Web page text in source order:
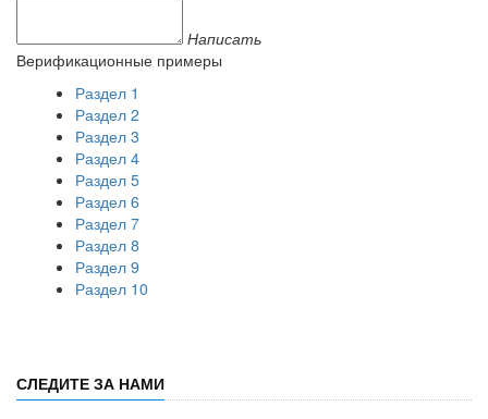
Написать
Верификационные примеры
Раздел 1
Раздел 2
Раздел 3
Раздел 4
Раздел 5
Раздел 6
Раздел 7
Раздел 8
Раздел 9
Раздел 10
СЛЕДИТЕ ЗА НАМИ